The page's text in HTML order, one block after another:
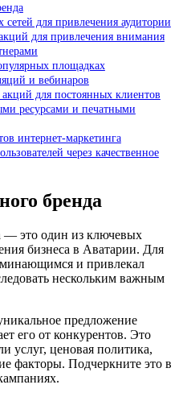
для привлечения аудитории
для привлечения внимания
площадках
и вебинаров
для постоянных клиентов
ресурсами и печатными
интернет-маркетинга
через качественное
бренда
— это один из ключевых
бизнеса в Аватарии. Для
и привлекал
нескольким важным
предложение
его от конкурентов. Это
услуг, ценовая политика,
факторы. Подчеркните это в